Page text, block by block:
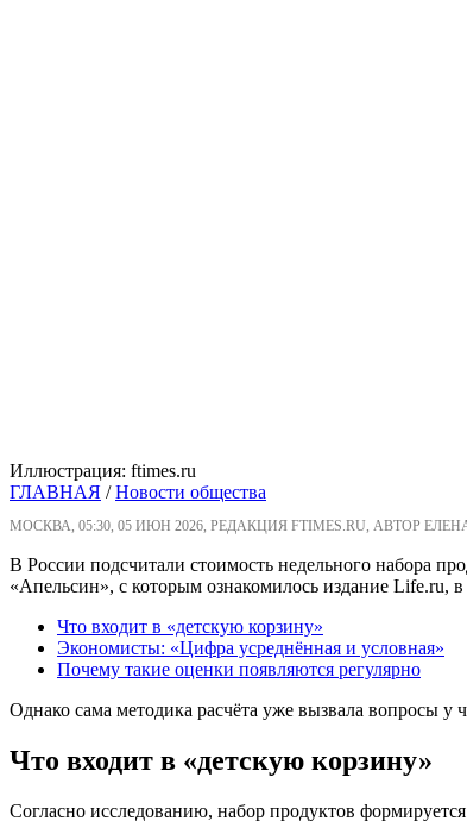
Иллюстрация: ftimes.ru
ГЛАВНАЯ /Новости общества
МОСКВА, 05:30, 05 ИЮН 2026, РЕДАКЦИЯ FTIMES.RU, АВТОР
В России подсчитали стоимость недельного набора
«Апельсин», с которым ознакомилось издание Life.ru,
Что входит в «детскую корзину»
Экономисты: «Цифра усреднённая и условная»
Почему такие оценки появляются регулярно
Однако сама методика расчёта уже вызвала вопросы у
Что входит в «детскую корзину»
Согласно исследованию, набор продуктов